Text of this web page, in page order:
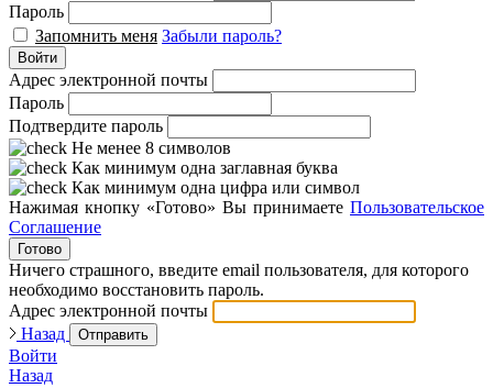
Пароль
Запомнить меня Забыли пароль?
Войти
Адрес электронной почты
Пароль
Подтвердите пароль
Не менее 8 символов
Как минимум одна заглавная буква
Как минимум одна цифра или символ
Нажимая кнопку «Готово» Вы принимаете Пользовательское
Соглашение
Готово
Ничего страшного, введите email пользователя, для которого
необходимо восстановить пароль.
Адрес электронной почты
Назад
Отправить
Войти
Назад